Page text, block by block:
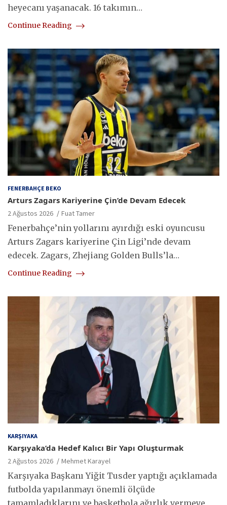
heyecanı yaşanacak. 16 takımın…
Continue Reading
FENERBAHÇE BEKO
Arturs Zagars Kariyerine Çin’de Devam Edecek
2 Ağustos 2026 Fuat Tamer
Fenerbahçe’nin yollarını ayırdığı eski oyuncusu
Arturs Zagars kariyerine Çin Ligi’nde devam
edecek. Zagars, Zhejiang Golden Bulls’la…
Continue Reading
KARŞIYAKA
Karşıyaka’da Hedef Kalıcı Bir Yapı Oluşturmak
2 Ağustos 2026 Mehmet Karayel
Karşıyaka Başkanı Yiğit Tusder yaptığı açıklamada
futbolda yapılanmayı önemli ölçüde
tamamladıklarını ve basketbola ağırlık vermeye